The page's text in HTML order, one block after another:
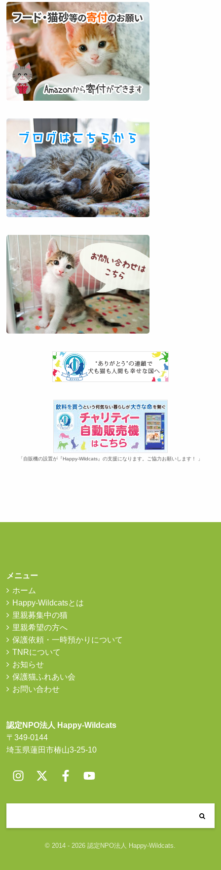
「自販機の設置が『Happy-Wildcats』の支援になります。ご協力お願いします！ 」
メニュー
ホーム
Happy-Wildcatsとは
里親募集中の猫
里親希望の方へ
保護依頼・一時預かりについて
TNRについて
お知らせ
保護猫ふれあい会
お問い合わせ
認定NPO法人 Happy-Wildcats
〒349-0144
埼玉県蓮田市椿山3-25-10
© 2014 - 2026 認定NPO法人 Happy-Wildcats.